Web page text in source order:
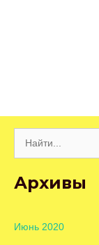
Архивы
Июнь 2020